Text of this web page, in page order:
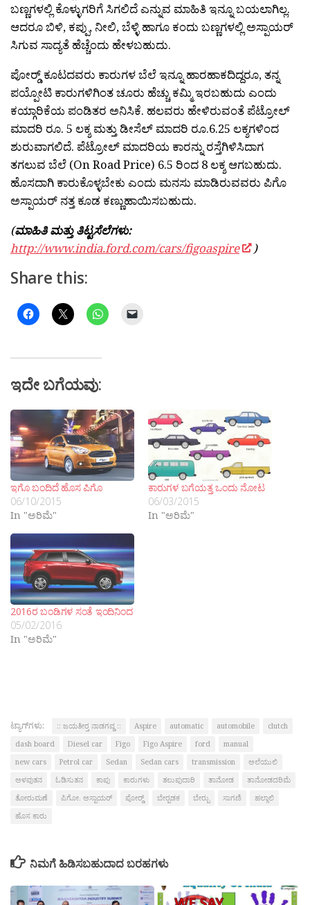
ಬಣ್ಣಗಳಲ್ಲಿ ಕೊಳ್ಳುಗರಿಗೆ ಸಿಗಲಿದೆ ಎನ್ನುವ ಮಾಹಿತಿ ಇನ್ನೂ ಬಯಲಾಗಿಲ್ಲ.
ಆದರೂ ಬಿಳಿ, ಕಪ್ಪು, ನೀಲಿ, ಬೆಳ್ಳಿ ಹಾಗೂ ಕಂದು ಬಣ್ಣಗಳಲ್ಲಿ ಅಸ್ಪಾಯರ್
ಸಿಗುವ ಸಾದ್ಯತೆ ಹೆಚ್ಚೆಂದು ಹೇಳಬಹುದು.
ಪೋರ‍್ಡ್ ಕೂಟದವರು ಕಾರುಗಳ ಬೆಲೆ ಇನ್ನೂ ಹಾರಹಾಕದಿದ್ದರೂ, ತನ್ನ
ಪಯ್ಪೋಟಿ ಕಾರುಗಳಿಗಿಂತ ಚೂರು ಹೆಚ್ಚು ಕಮ್ಮಿ ಇರಬಹುದು ಎಂದು
ಕಯ್ಗಾರಿಕೆಯ ಪಂಡಿತರ ಅನಿಸಿಕೆ. ಹಲವರು ಹೇಳಿರುವಂತೆ ಪೆಟ್ರೋಲ್
ಮಾದರಿ ರೂ. 5 ಲಕ್ಶ ಮತ್ತು ಡೀಸೆಲ್ ಮಾದರಿ ರೂ.6.25 ಲಕ್ಶಗಳಿಂದ
ಶುರುವಾಗಲಿದೆ. ಪೆಟ್ರೋಲ್ ಮಾದರಿಯ ಕಾರನ್ನು ರಸ್ತೆಗಿಳಿಸಿದಾಗ
ತಗಲುವ ಬೆಲೆ (On Road Price) 6.5 ರಿಂದ 8 ಲಕ್ಶ ಆಗಬಹುದು.
ಹೊಸದಾಗಿ ಕಾರುಕೊಳ್ಳಬೇಕು ಎಂದು ಮನಸು ಮಾಡಿರುವವರು ಪಿಗೊ
ಅಸ್ಪಾಯರ್ ನತ್ತ ಕೂಡ ಕಣ್ಣುಹಾಯಿಸಬಹುದು.
(ಮಾಹಿತಿ ಮತ್ತು ತಿಟ್ಟಸೆಲೆಗಳು:
http://www.india.ford.com/cars/figoaspire
)
Share this:
ಇದೇ ಬಗೆಯವು:
ಇಗೊ ಬಂದಿದೆ ಹೊಸ ಪಿಗೊ
06/10/2015
In "ಅರಿಮೆ"
ಕಾರುಗಳ ಬಗೆಯತ್ತ ಒಂದು ನೋಟ
06/03/2015
In "ಅರಿಮೆ"
2016ರ ಬಂಡಿಗಳ ಸಂತೆ ಇಂದಿನಿಂದ
05/02/2016
In "ಅರಿಮೆ"
ಟ್ಯಾಗ್‌ಗಳು: :: ಜಯತೀರ‍್ತ ನಾಡಗವ್ಡ :: Aspire automatic automobile
clutch
dash board
Diesel car Figo Figo Aspire ford
manual
new cars
Petrol car Sedan Sedan cars transmission
ಅಲೆಯುಲಿ
ಅಳವುತನ
ಓಡಿಸುತನ ಕಾಪು ಕಾರುಗಳು ತಲುಪುದಾರಿ ತಾನೋಡ
ತಾನೋಡದರಿಮೆ
ತೋರುಮಣೆ
ಪಿಗೋ. ಅಸ್ಪಾಯರ್ ಪೋರ‍್ಡ್ ಬೇರ‍್ಪಡಕ ಬೇರ‍್ಪು ಸಾಗಣಿ
ಹಲ್ಗಾಲಿ
ಹೊಸ ಕಾರು
ನಿಮಗೆ ಹಿಡಿಸಬಹುದಾದ ಬರಹಗಳು